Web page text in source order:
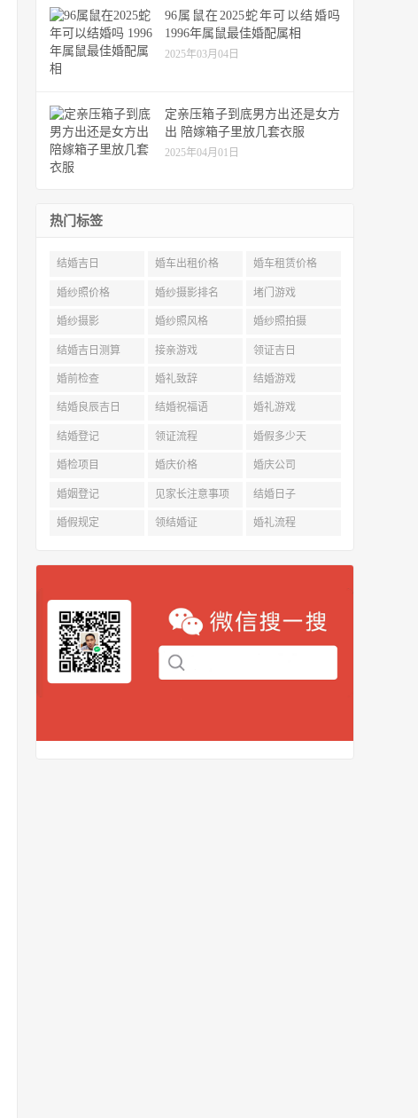
96属鼠在2025蛇年可以结婚吗
1996年属鼠最佳婚配属相
2025年03月04日
定亲压箱子到底男方出还是女方
出 陪嫁箱子里放几套衣服
2025年04月01日
热门标签
结婚吉日 婚车出租价格 婚车租赁价格
婚纱照价格 婚纱摄影排名 堵门游戏
婚纱摄影 婚纱照风格 婚纱照拍摄
结婚吉日测算 接亲游戏 领证吉日
婚前检查 婚礼致辞 结婚游戏
结婚良辰吉日 结婚祝福语 婚礼游戏
结婚登记 领证流程 婚假多少天
婚检项目 婚庆价格 婚庆公司
婚姻登记 见家长注意事项 结婚日子
婚假规定 领结婚证 婚礼流程